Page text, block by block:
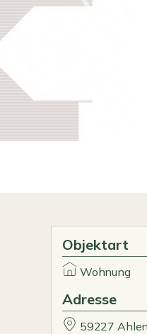
Objektart
Wohnung
Adresse
59227 Ahlen